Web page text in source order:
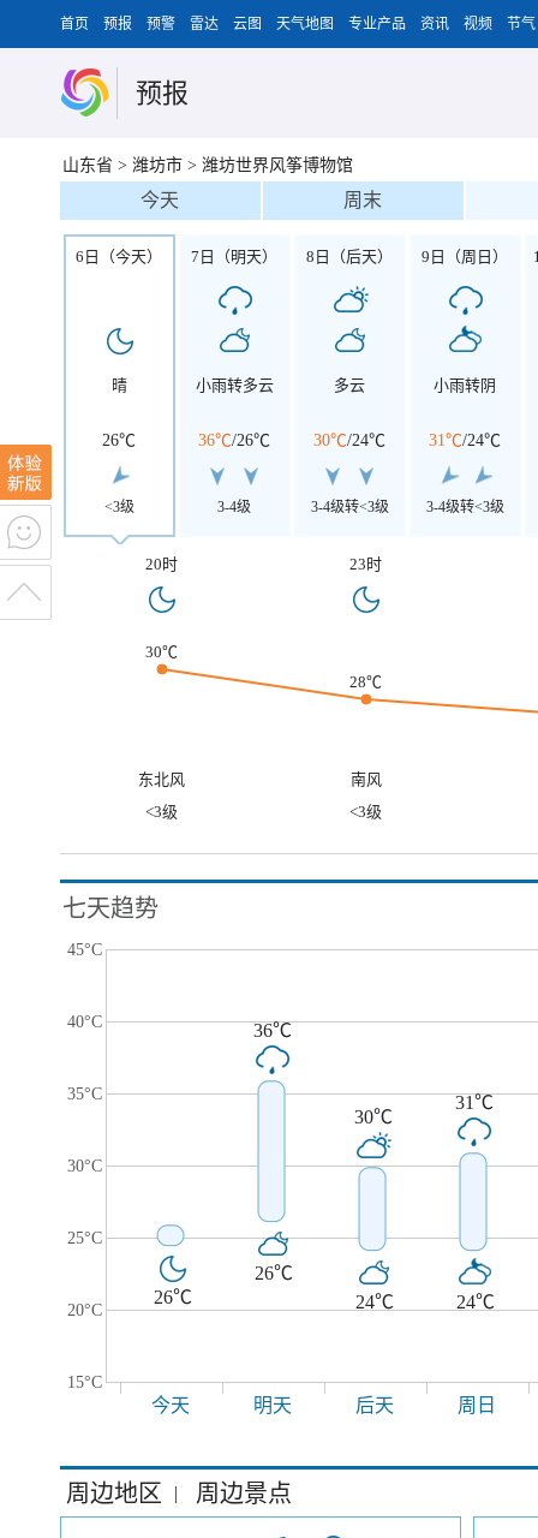
首页 预报 预警 雷达 云图 天气地图 专业产品 资讯 视频 节气
预报
山东省 > 潍坊市 > 潍坊世界风筝博物馆
今天 周末
6日（今天）
晴
26℃
<3级
7日（明天）
小雨转多云
36℃/26℃
3-4级
8日（后天）
多云
30℃/24℃
3-4级转<3级
9日（周日）
小雨转阴
31℃/24℃
3-4级转<3级
20时 23时
30℃
28℃
东北风
南风
<3级
<3级
七天趋势
45°C
40°C
35°C
30°C
25°C
20°C
15°C
26℃
36℃
26℃
30℃
24℃
31℃
24℃
今天 明天 后天 周日
周边地区 | 周边景点